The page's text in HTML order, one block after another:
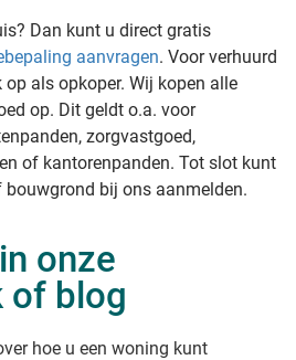
Dan kunt u direct gratis
aanvragen. Voor verhuurd
als opkoper. Wij kopen alle
op. Dit geldt o.a. voor
zorgvastgoed,
of kantorenpanden. Tot slot kunt
bij ons aanmelden.
onze
of blog
hoe u een woning kunt